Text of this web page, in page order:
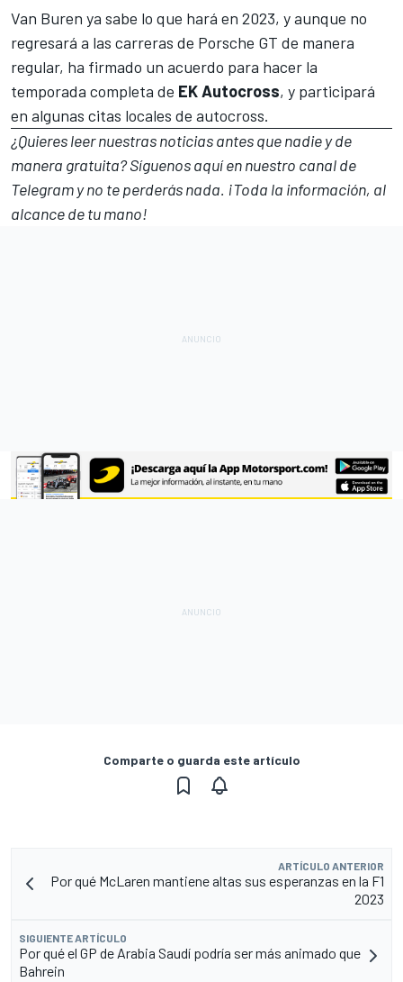
Van Buren ya sabe lo que hará en 2023, y aunque no
regresará a las carreras de Porsche GT de manera
regular, ha firmado un acuerdo para hacer la
temporada completa de EK Autocross, y participará
en algunas citas locales de autocross.
¿Quieres leer nuestras noticias antes que nadie y de
manera gratuita? Síguenosaquí en nuestro canal de
Telegramy no te perderás nada. ¡Toda la información, al
alcance de tu mano!
Comparte o guarda este artículo
ARTÍCULO ANTERIOR
Por qué McLaren mantiene altas sus esperanzas en la F1
2023
SIGUIENTE ARTÍCULO
Por qué el GP de Arabia Saudí podría ser más animado que
Bahrein